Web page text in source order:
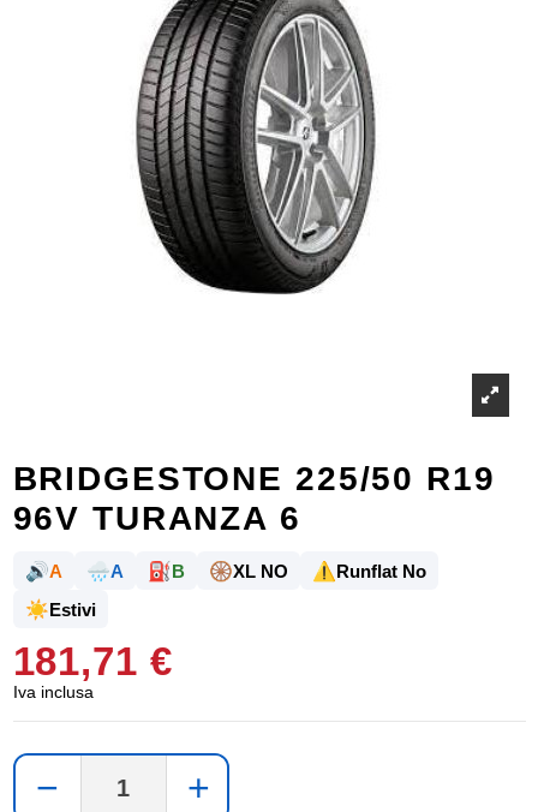
BRIDGESTONE 225/50 R19
96V TURANZA 6
🔊A 🌧️A ⛽B 🛞XL NO ⚠️Runflat No
☀️Estivi
181,71 €
Iva inclusa
− +